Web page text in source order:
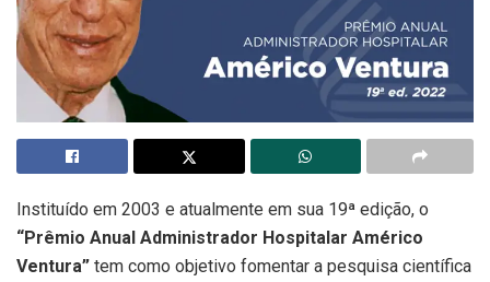
Instituído em 2003 e atualmente em sua 19ª edição, o
“Prêmio Anual Administrador Hospitalar Américo
Ventura” tem como objetivo fomentar a pesquisa científica